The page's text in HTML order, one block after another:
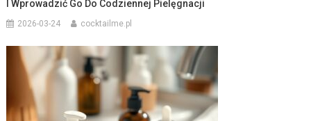
I Wprowadzić Go Do Codziennej Pielęgnacji
2026-03-24 cocktailme.pl